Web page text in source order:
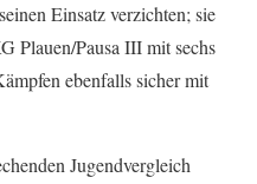
Einsatz verzichten; sie
Plauen/Pausa III mit sechs
ebenfalls sicher mit
Jugendvergleich